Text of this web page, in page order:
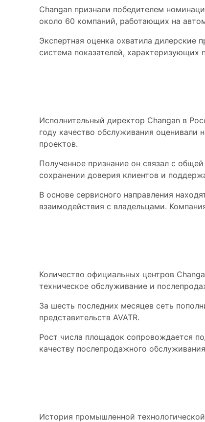
Changan признали победителем
около 60 компаний, работающих на
Экспертная оценка охватила дилерские
система показателей,
Исполнительный директор Changan в
году качество обслуживания
проектов.
Полученное признание он связал с
сохранении доверия клиентов и
В основе сервисного направления
взаимодействия с владельцами.
Количество официальных центров
техническое обслуживание и
За шесть последних месяцев сеть
представительств AVATR.
Рост числа площадок сопровождается
качеству послепродажного
История промышленной